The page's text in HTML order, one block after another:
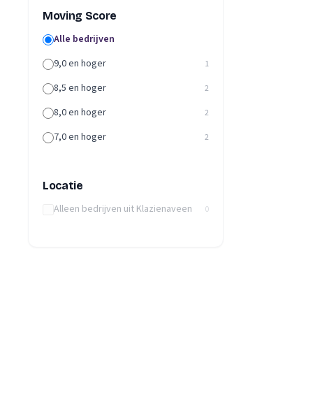
Moving Score
Alle bedrijven
9,0 en hoger
1
8,5 en hoger 2
8,0 en hoger 2
7,0 en hoger 2
Locatie
Alleen bedrijven uit Klazienaveen 0